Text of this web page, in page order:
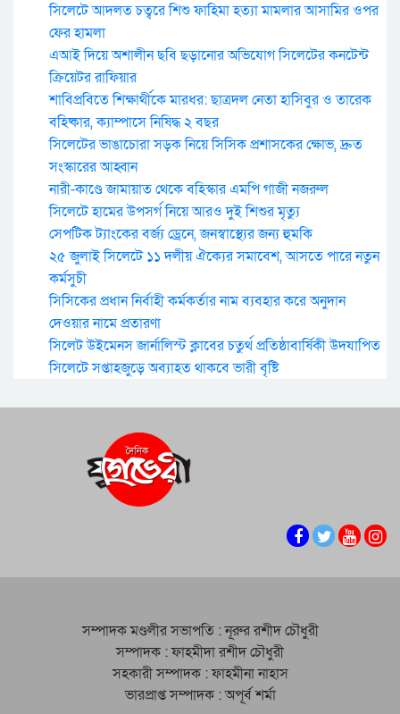
সিলেটে আদলত চত্বরে শিশু ফাহিমা হত্যা মামলার আসামির ওপর
ফের হামলা
এআই দিয়ে অশালীন ছবি ছড়ানোর অভিযোগ সিলেটের কনটেন্ট
ক্রিয়েটর রাফিয়ার
শাবিপ্রবিতে শিক্ষার্থীকে মারধর: ছাত্রদল নেতা হাসিবুর ও তারেক
বহিষ্কার, ক্যাম্পাসে নিষিদ্ধ ২ বছর
সিলেটের ভাঙাচোরা সড়ক নিয়ে সিসিক প্রশাসকের ক্ষোভ, দ্রুত
সংস্কারের আহ্বান
নারী-কাণ্ডে জামায়াত থেকে বহিস্কার এমপি গাজী নজরুল
সিলেটে হামের উপসর্গ নিয়ে আরও দুই শিশুর মৃত্যু
সেপটিক ট্যাংকের বর্জ্য ড্রেনে, জনস্বাস্থ্যের জন্য হুমকি
২৫ জুলাই সিলেটে ১১ দলীয় ঐক্যের সমাবেশ, আসতে পারে নতুন
কর্মসুচী
সিসিকের প্রধান নির্বাহী কর্মকর্তার নাম ব্যবহার করে অনুদান
দেওয়ার নামে প্রতারণা
সিলেট উইমেনস জার্নালিস্ট ক্লাবের চতুর্থ প্রতিষ্ঠাবার্ষিকী উদযাপিত
সিলেটে সপ্তাহজুড়ে অব্যাহত থাকবে ভারী বৃষ্টি
সম্পাদক মণ্ডলীর সভাপতি : নূরুর রশীদ চৌধুরী
সম্পাদক : ফাহমীদা রশীদ চৌধুরী
সহকারী সম্পাদক : ফাহমীনা নাহাস
ভারপ্রাপ্ত সম্পাদক : অপূর্ব শর্মা